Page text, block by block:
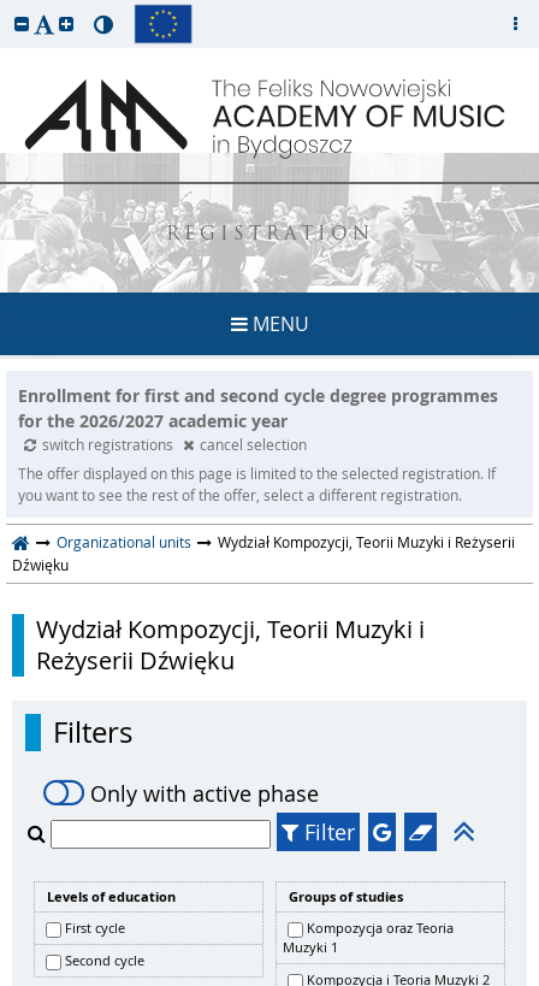
REGISTRATION
MENU
Enrollment for first and second cycle degree programmes
for the 2026/2027 academic year
switch registrations
cancel selection
The offer displayed on this page is limited to the selected registration. If
you want to see the rest of the offer, select a different registration.
Organizational units
Wydział Kompozycji, Teorii Muzyki i Reżyserii
Dźwięku
Wydział Kompozycji, Teorii Muzyki i
Reżyserii Dźwięku
Filters
Only with active phase
Filter
Levels of education
First cycle
Second cycle
Groups of studies
Kompozycja oraz Teoria
Muzyki 1
Kompozycja i Teoria Muzyki 2